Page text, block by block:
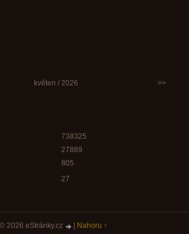
květen / 2026 >>
27
738325
27889
805
© 2026 eStránky.cz | Nahoru ↑